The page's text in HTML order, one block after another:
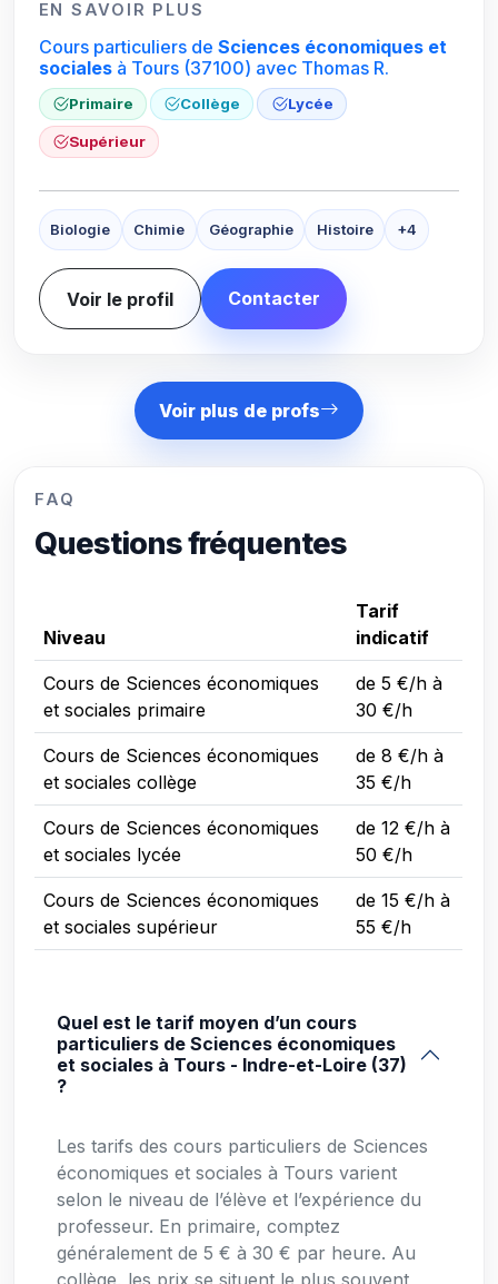
EN SAVOIR PLUS
Cours particuliers de Sciences économiques et
socialesà Tours (37100) avec Thomas R.
Primaire Collège Lycée
Supérieur
Biologie Chimie Géographie Histoire +4
Voir le profil Contacter
Voir plus de profs
FAQ
Questions fréquentes
Niveau
Tarif
indicatif
Cours de Sciences économiques
et sociales primaire
de 5 €/h à
30 €/h
Cours de Sciences économiques
et sociales collège
de 8 €/h à
35 €/h
Cours de Sciences économiques
et sociales lycée
de 12 €/h à
50 €/h
Cours de Sciences économiques
et sociales supérieur
de 15 €/h à
55 €/h
Quel est le tarif moyen d’un cours
particuliers de Sciences économiques
et sociales à Tours - Indre-et-Loire (37)
?
Les tarifs des cours particuliers de Sciences
économiques et sociales à Tours varient
selon le niveau de l’élève et l’expérience du
professeur. En primaire, comptez
généralement de 5 € à 30 € par heure. Au
collège, les prix se situent le plus souvent